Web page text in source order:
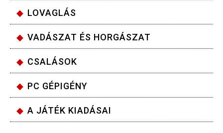
LOVAGLÁS
VADÁSZAT ÉS HORGÁSZAT
CSALÁSOK
PC GÉPIGÉNY
A JÁTÉK KIADÁSAI